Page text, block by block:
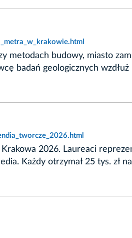
metodach budowy, miasto
badań geologicznych wzdłuż
2026. Laureaci
Każdy otrzymał 25 tys. zł